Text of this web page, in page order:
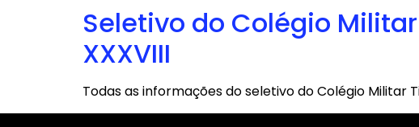
Seletivo do Colégio
XXXVIII
Todas as informações do seletivo do Colégio Militar